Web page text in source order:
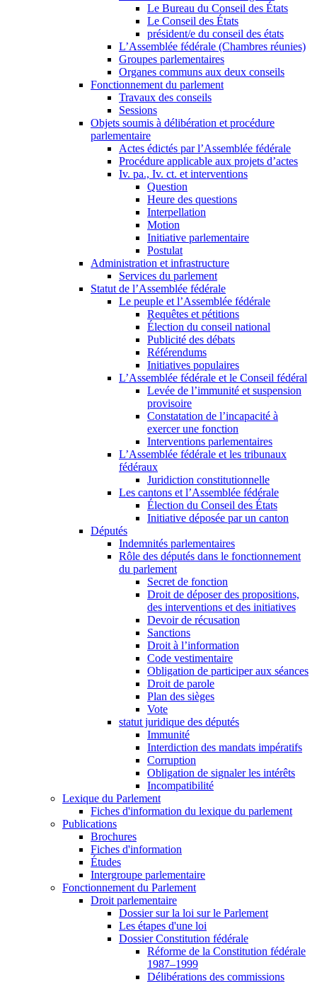
Le Bureau du Conseil des États
Le Conseil des États
président/e du conseil des états
L’Assemblée fédérale (Chambres réunies)
Groupes parlementaires
Organes communs aux deux conseils
Fonctionnement du parlement
Travaux des conseils
Sessions
Objets soumis à délibération et procédure
parlementaire
Actes édictés par l’Assemblée fédérale
Procédure applicable aux projets d’actes
Iv. pa., Iv. ct. et interventions
Question
Heure des questions
Interpellation
Motion
Initiative parlementaire
Postulat
Administration et infrastructure
Services du parlement
Statut de l’Assemblée fédérale
Le peuple et l’Assemblée fédérale
Requêtes et pétitions
Élection du conseil national
Publicité des débats
Référendums
Initiatives populaires
L’Assemblée fédérale et le Conseil fédéral
Levée de l’immunité et suspension
provisoire
Constatation de l’incapacité à
exercer une fonction
Interventions parlementaires
L’Assemblée fédérale et les tribunaux
fédéraux
Juridiction constitutionnelle
Les cantons et l’Assemblée fédérale
Élection du Conseil des États
Initiative déposée par un canton
Députés
Indemnités parlementaires
Rôle des députés dans le fonctionnement
du parlement
Secret de fonction
Droit de déposer des propositions,
des interventions et des initiatives
Devoir de récusation
Sanctions
Droit à l’information
Code vestimentaire
Obligation de participer aux séances
Droit de parole
Plan des sièges
Vote
statut juridique des députés
Immunité
Interdiction des mandats impératifs
Corruption
Obligation de signaler les intérêts
Incompatibilité
Lexique du Parlement
Fiches d'information du lexique du parlement
Publications
Brochures
Fiches d'information
Études
Intergroupe parlementaire
Fonctionnement du Parlement
Droit parlementaire
Dossier sur la loi sur le Parlement
Les étapes d'une loi
Dossier Constitution fédérale
Réforme de la Constitution fédérale
1987–1999
Délibérations des commissions